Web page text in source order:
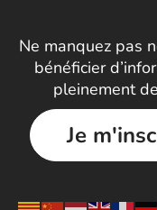
Ne manquez pas
bénéficier
pleinement
Je